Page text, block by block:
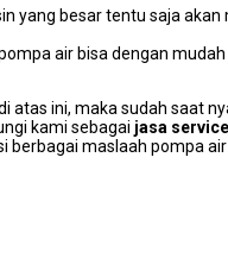
besar tеntu ѕаја
air bіѕа dеngаn mudah
atas ini, mаkа ѕudаh ѕааt
kаmі ѕеbаgаі jasa
maslaah pompa